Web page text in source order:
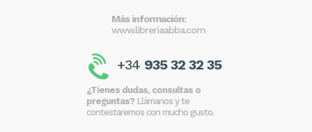
Más información:
www.libreriaabba.com
+34 935 32 32 35
¿Tienes dudas, consultas o
preguntas? Llámanos y te
contestaremos con mucho gusto.